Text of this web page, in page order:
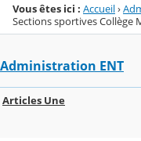
Vous êtes ici : Accueil›
Sections sportives Collège
Administration ENT
Articles Une